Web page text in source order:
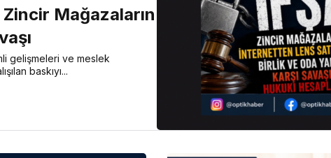
Zincir Mağazaların
gelişmeleri ve meslek
baskıyı...